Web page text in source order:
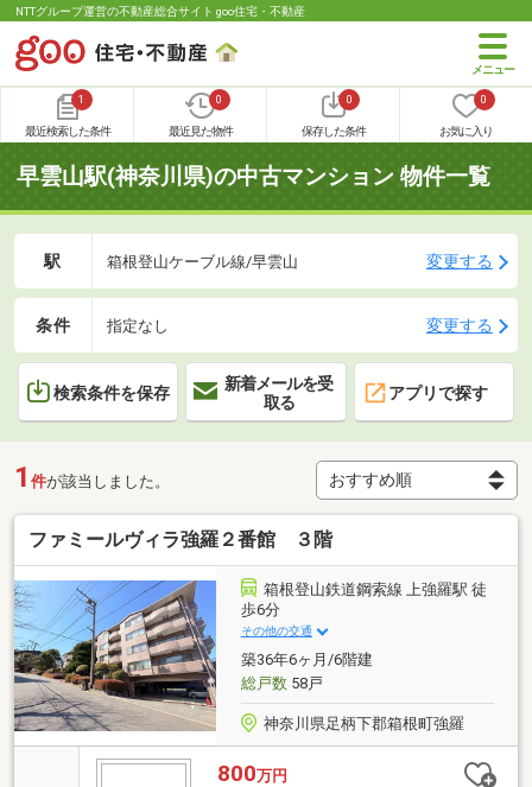
NTTグループ運営の不動産総合サイト goo住宅・不動産
1
最近検索した条件
0
最近見た物件
0
保存した条件
0
お気に入り
早雲山駅(神奈川県)の中古マンション 物件一覧
駅 箱根登山ケーブル線/早雲山 変更する
条件 指定なし 変更する
検索条件を保存
新着メールを受
取る
アプリで探す
1 件が該当しました。
ファミールヴィラ強羅２番館 ３階
箱根登山鉄道鋼索線 上強羅駅 徒
歩6分
その他の交通
築36年6ヶ月/6階建
総戸数58戸
神奈川県足柄下郡箱根町強羅
800万円